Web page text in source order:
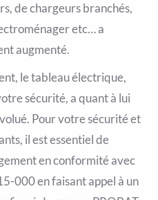
de chargeurs branchés,
etc… a
augmenté.
le tableau électrique,
sécurité, a quant à lui
Pour votre sécurité et
il est essentiel de
en conformité avec
000 en faisant appel à un